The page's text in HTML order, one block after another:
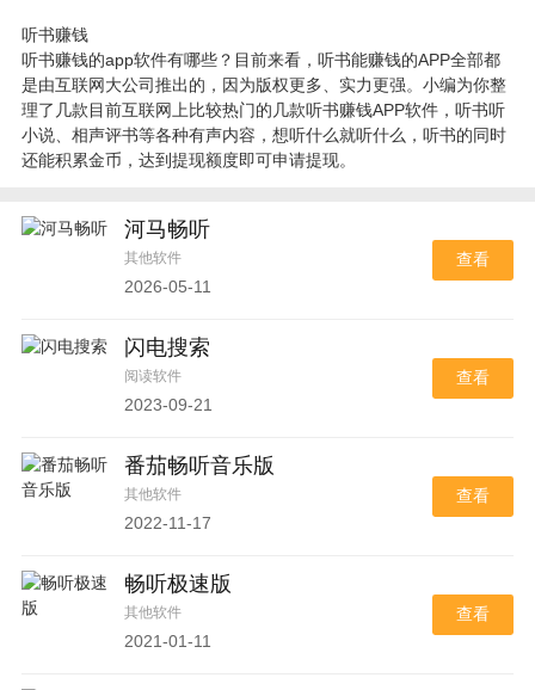
听书赚钱
听书赚钱的app软件有哪些？目前来看，听书能赚钱的APP全部都
是由互联网大公司推出的，因为版权更多、实力更强。小编为你整
理了几款目前互联网上比较热门的几款听书赚钱APP软件，听书听
小说、相声评书等各种有声内容，想听什么就听什么，听书的同时
还能积累金币，达到提现额度即可申请提现。
河马畅听
其他软件
2026-05-11
查看
闪电搜索
阅读软件
2023-09-21
查看
番茄畅听音乐版
其他软件
2022-11-17
查看
畅听极速版
其他软件
2021-01-11
查看